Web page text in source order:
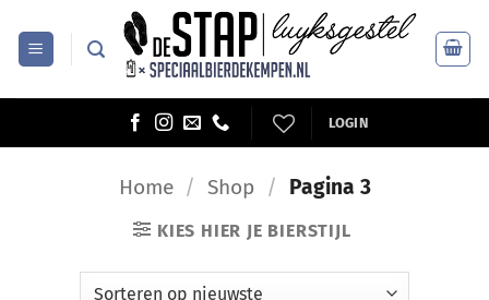
naar
inhoud
LOGIN
Home / Shop / Pagina 3
KIES HIER JE BIERSTIJL